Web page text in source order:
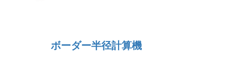
ボーダー半径計算機